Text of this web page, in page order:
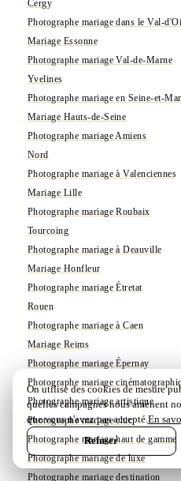
Cergy
Photographe mariage dans le Val-
Mariage Essonne
Photographe mariage Val-de-Marne
Yvelines
Photographe mariage en Seine-et-
Mariage Hauts-de-Seine
Photographe mariage Amiens
Nord
Photographe mariage à Valenciennes
Mariage Lille
Photographe mariage Roubaix
Tourcoing
Photographe mariage à Deauville
Mariage Honfleur
Photographe mariage Étretat
Rouen
Photographe mariage à Caen
Mariage Reims
Photographe mariage Épernay
Photographe mariage
Photographe mariage artistique
Photographe mariage chic
Photographe mariage haut de gamme
Photographe mariage de luxe
Photographe mariage destination
On utilise des cookies de mesure
quelles campagnes nous amènent
que vous n'avez pas accepté. En
Refuser